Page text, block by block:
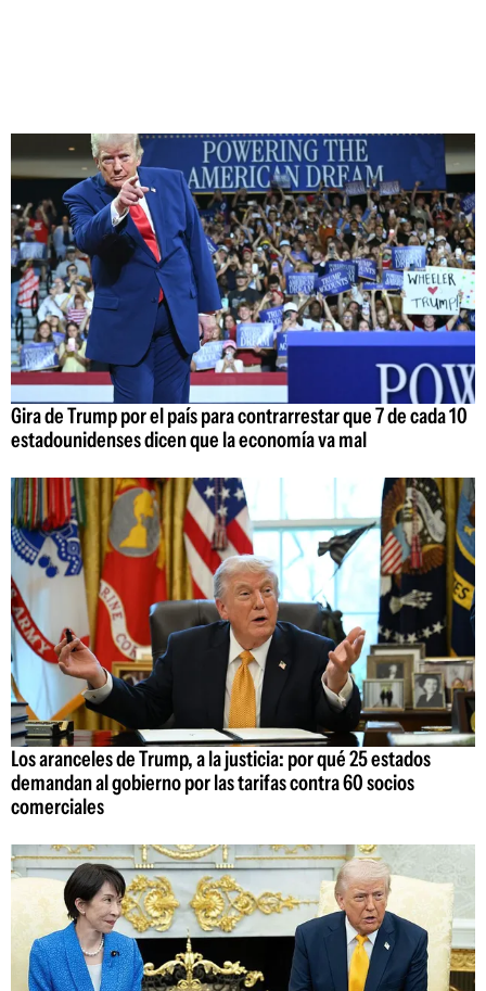
Gira de Trump por el país para contrarrestar que 7 de cada 10
estadounidenses dicen que la economía va mal
Los aranceles de Trump, a la justicia: por qué 25 estados
demandan al gobierno por las tarifas contra 60 socios
comerciales